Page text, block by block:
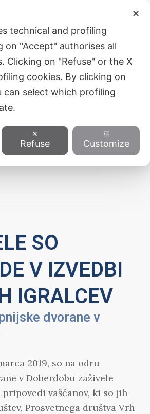
KATOLIŠKE
Main
SO
V IZVEDBI
IGRALCEV
dvorane v
2019, so na odru
v Doberdobu zaživele
pripovedi vaščanov, ki so jih
Prosvetnega društva Vrh
✕
technical and profiling
on "Accept" authorises all
Clicking on "Refuse" or the X
cookies. By clicking on
can select which profiling
Refuse Customize